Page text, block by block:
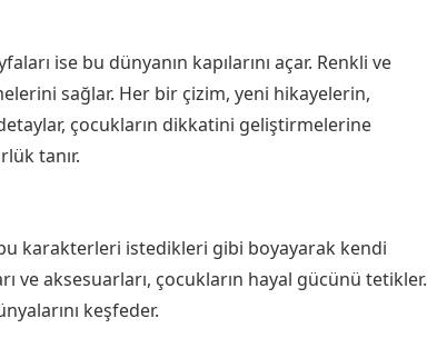
ise bu dünyanın kapılarını açar. Renkli ve
sağlar. Her bir çizim, yeni hikayelerin,
çocukların dikkatini geliştirmelerine
tanır.
karakterleri istedikleri gibi boyayarak kendi
aksesuarları, çocukların hayal gücünü tetikler.
keşfeder.